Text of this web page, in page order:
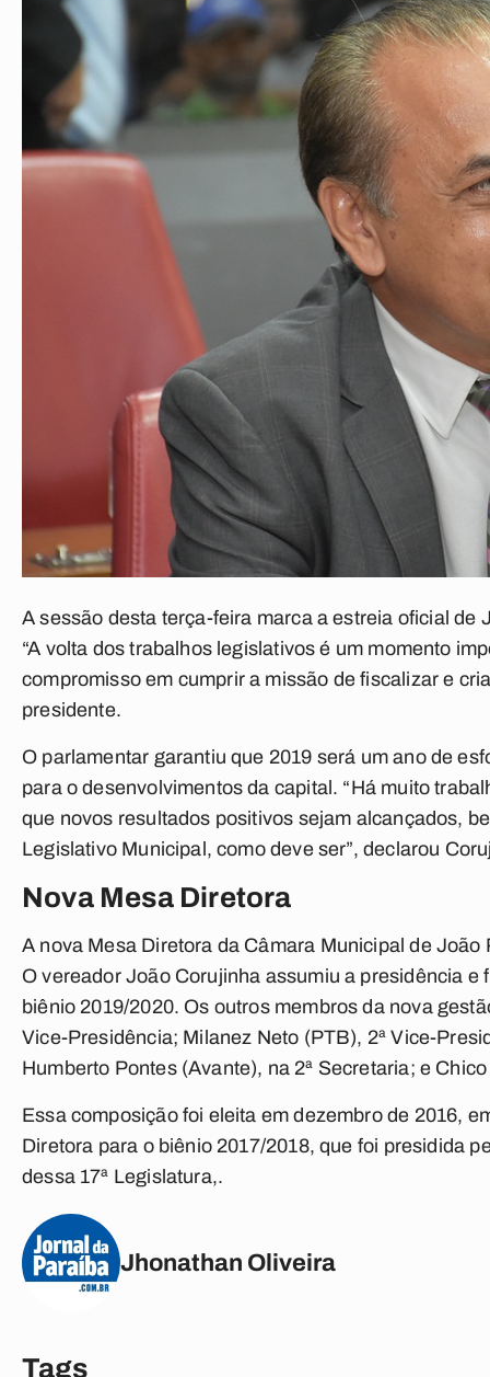
A sessão desta terça-feira marca a estreia oficial
“A volta dos trabalhos legislativos é um momento
compromisso em cumprir a missão de fiscalizar e
presidente.
O parlamentar garantiu que 2019 será um ano de
para o desenvolvimentos da capital. “Há muito
que novos resultados positivos sejam alcançados,
Legislativo Municipal, como deve ser”, declarou
Nova Mesa Diretora
A nova Mesa Diretora da Câmara Municipal de
O vereador João Corujinha assumiu a presidência
biênio 2019/2020. Os outros membros da nova
Vice-Presidência; Milanez Neto (PTB), 2ª Vice-
Humberto Pontes (Avante), na 2ª Secretaria; e
Essa composição foi eleita em dezembro de 2016,
Diretora para o biênio 2017/2018, que foi presidida
dessa 17ª Legislatura,.
Jhonathan Oliveira
Tags